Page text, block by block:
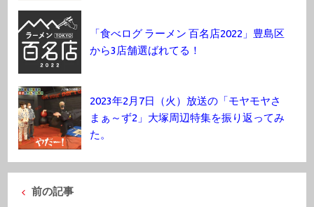
「食べログ ラーメン 百名店2022」豊島区
から3店舗選ばれてる！
2023年2月7日（火）放送の「モヤモヤさ
まぁ～ず2」大塚周辺特集を振り返ってみ
た。
前の記事